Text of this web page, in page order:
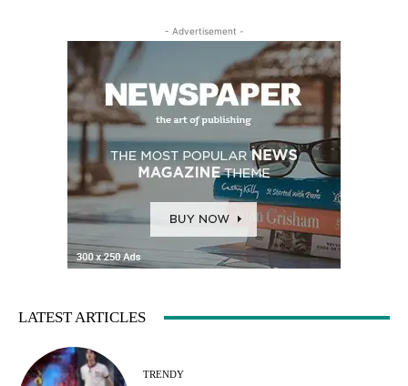
- Advertisement -
LATEST ARTICLES
TRENDY